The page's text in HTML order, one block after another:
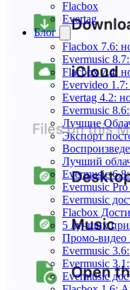
Flacbox
Evertag
Блог
Flacbox 7.6:
Evermusic
Flacbox 7.4:
Evervideo
Evertag 4.2:
Evermusic
Лучшие
Экспорт
Лучший
Evermusic
Evermusic
Evermusic
Flacbox
5 лучших
Промо-видео
Evermusic
Evermusic
Evermusic